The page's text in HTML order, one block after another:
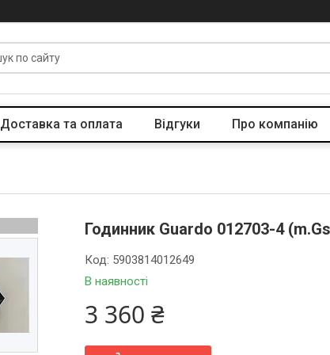
Доставка та оплата Вiдгуки Про компанiю
Годинник Guardo 012703-4
В наявності
Код: 5903814012649
3 360 ₴